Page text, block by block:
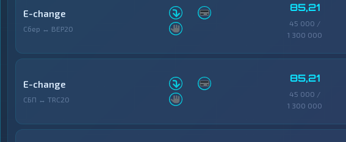
E-change
Сбер ↔ BEP20
85,21
45 000 /
1 300 000
E-change
СБП ↔ TRC20
85,21
45 000 /
1 300 000